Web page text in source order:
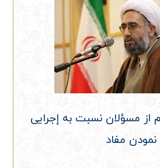
از مسؤلان نسبت به إجرایی
نمودن مفاد